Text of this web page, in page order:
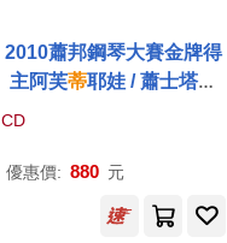
2010蕭邦鋼琴大賽金牌得
主阿芙蒂耶娃 / 蕭士塔高
維奇24 首前奏曲與賦格 (2
Shostakovich: Preludes
CD
優惠價: 880 元